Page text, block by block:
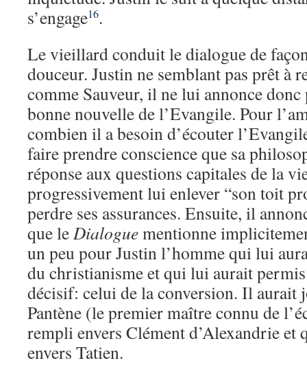
s’engage16.
Le vieillard conduit le dialogue de
douceur. Justin ne semblant pas prêt à
comme Sauveur, il ne lui annonce donc
bonne nouvelle de l’Evangile. Pour
combien il a besoin d’écouter
faire prendre conscience que sa
réponse aux questions capitales de la
progressivement lui enlever “son toit
perdre ses assurances. Ensuite, il
que leDialoguementionne
un peu pour Justin l’homme qui lui
du christianisme et qui lui aurait
décisif: celui de la conversion. Il aurait
Pantène (le premier maître connu de
rempli envers Clément d’Alexandrie et
envers Tatien.